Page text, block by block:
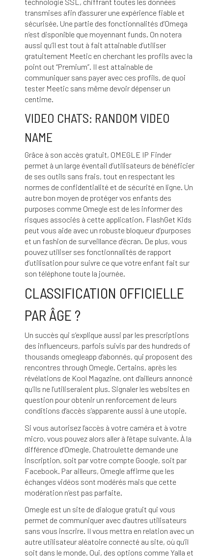
transmises afin d’assurer une expérience fiable et
sécurisée. Une partie des fonctionnalités d’Omega
n’est disponible que moyennant funds. On notera
aussi qu’il est tout à fait attainable d’utiliser
gratuitement Meetic en cherchant les profils avec la
point out “Premium”. Il est attainable de
communiquer sans payer avec ces profils, de quoi
tester Meetic sans même devoir dépenser un
centime.
VIDEO CHATS: RANDOM VIDEO
NAME
Grâce à son accès gratuit, OMEGLE IP Finder
permet à un large éventail d’utilisateurs de bénéficier
de ses outils sans frais, tout en respectant les
normes de confidentialité et de sécurité en ligne. Un
autre bon moyen de protéger vos enfants des
purposes comme Omegle est de les informer des
risques associés à cette application. FlashGet Kids
peut vous aide avec un robuste bloqueur d’purposes
et un fashion de surveillance d’écran. De plus, vous
pouvez utiliser ses fonctionnalités de rapport
d’utilisation pour suivre ce que votre enfant fait sur
son téléphone toute la journée.
CLASSIFICATION OFFICIELLE
PAR ÂGE ?
Un succès qui s’explique aussi par les prescriptions
des influenceurs, parfois suivis par des hundreds of
thousands omegleapp d’abonnés, qui proposent des
rencontres through Omegle. Certains, après les
révélations de Kool Magazine, ont d’ailleurs annoncé
qu’ils ne l’utiliseraient plus. Signaler les websites en
question pour obtenir un renforcement de leurs
conditions d’accès s’apparente aussi à une utopie.
Si vous autorisez l’accès à votre caméra et à votre
micro, vous pouvez alors aller à l’étape suivante. À la
différence d’Omegle, Chatroulette demande une
inscription, soit par votre compte Google, soit par
Facebook. Par ailleurs, Omegle affirme que les
échanges vidéos sont modérés mais que cette
modération n’est pas parfaite.
Omegle est un site de dialogue gratuit qui vous
permet de communiquer avec d’autres utilisateurs
sans vous inscrire. Il vous mettra en relation avec un
autre utilisateur aléatoire connecté au site, où qu’il
soit dans le monde. Oui, des options comme Yalla et